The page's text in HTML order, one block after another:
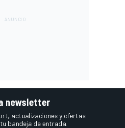
newsletter
actualizaciones y ofertas
bandeja de entrada.